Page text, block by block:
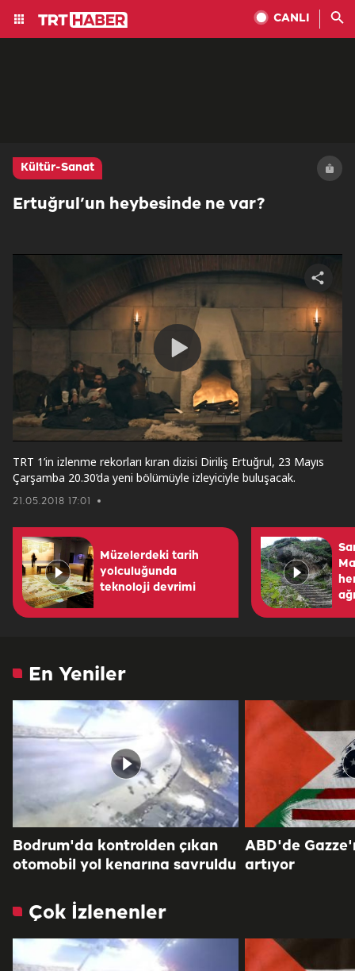
CANLI
Kültür-Sanat
Ertuğrul’un heybesinde ne var?
Play
Video
Share
video
21.05.2018 17:01
TRT 1’in izlenme rekorları kıran dizisi Diriliş Ertuğrul, 23 Mayıs
Çarşamba 20.30’da yeni bölümüyle izleyiciyle buluşacak.
Müzelerdeki tarih
yolculuğunda
teknoloji devrimi
En Yeniler
Bodrum'da kontrolden çıkan
otomobil yol kenarına savruldu
ABD'de
artıyor
Çok İzlenenler